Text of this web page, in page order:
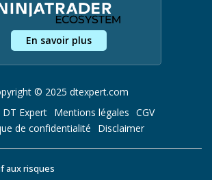
En savoir plus
© 2025 dtexpert.com
DT Expert
Mentions légales CGV
de confidentialité
Disclaimer
aux risques